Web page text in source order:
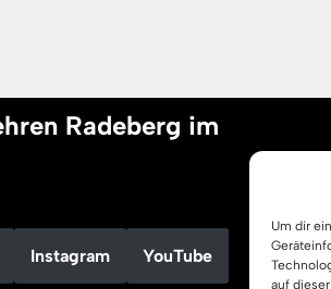
Um dir
auf
Radeberg im
Instagram YouTube